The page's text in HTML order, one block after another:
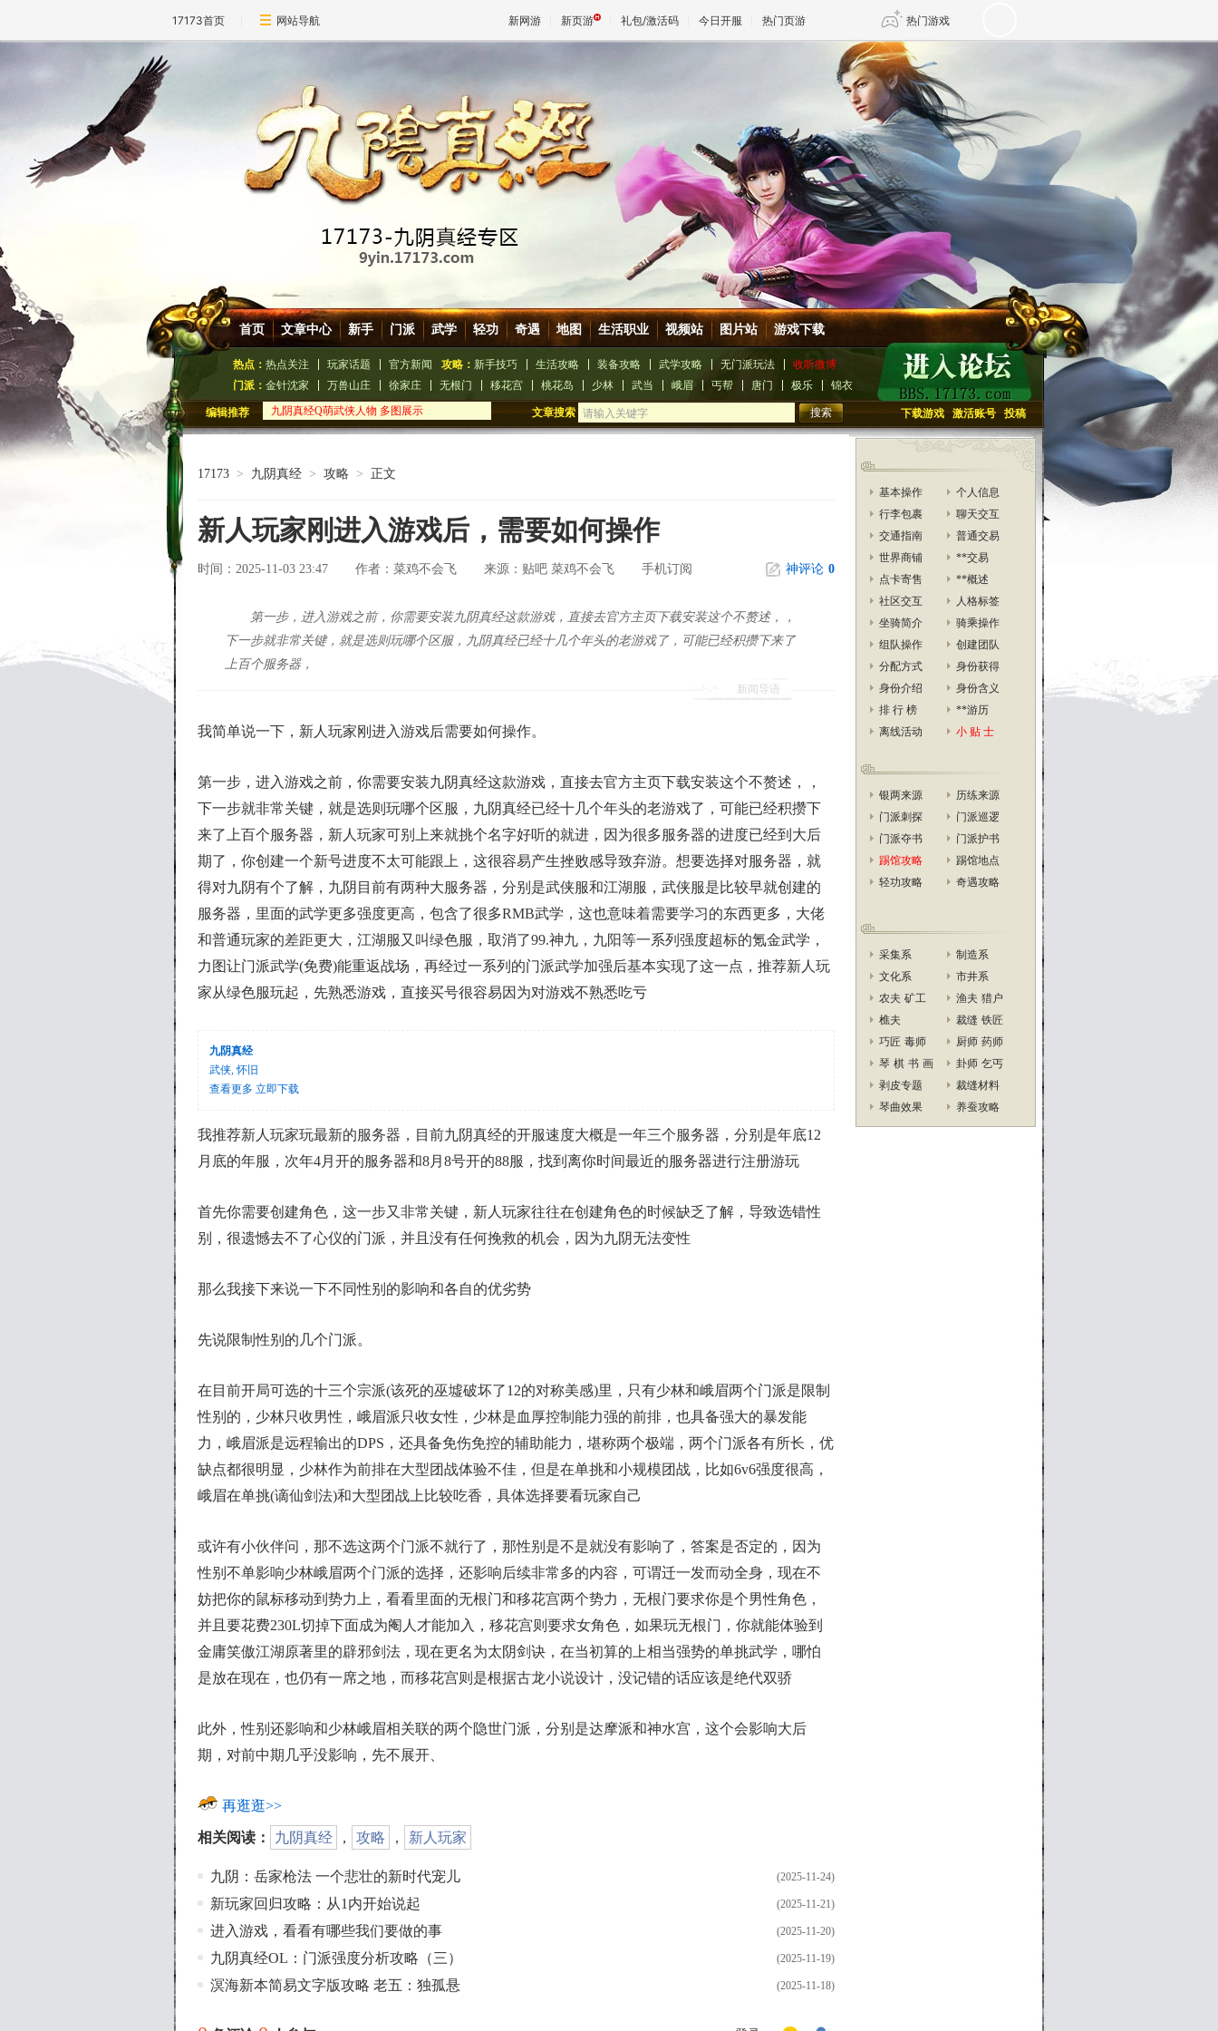
17173首页 网站导航 新网游 新页游 礼包/激活码 今日开服 热门页游 热门游戏
DNF 传奇4
天堂 剑网3旗舰版 新天龙八部
王权与自由 诛仙世界 新仙侠5
首页 文章中心 新手 门派 武学 轻功 奇遇 地图 生活职业 视频站 图片站 游戏下载
热点： 热点关注 玩家话题 官方新闻 攻略： 新手技巧 生活攻略 装备攻略 武学攻略 无门派玩法
收听微博
门派： 金针沈家 万兽山庄 徐家庄 无根门 移花宫 桃花岛 少林 武当 峨眉 丐帮 唐门 极乐 锦衣
编辑推荐
九阴真经Q萌武侠人物 多图展示
北原-神水宫
九阴绝版武学坐骑邀您共襄迅游年终盛典
古墓魅影血剑出鞘 九阴墓影刀歌震撼公测
文章搜索 下载游戏 激活账号 投稿
17173 > 九阴真经 > 攻略 > 正文
新人玩家刚进入游戏后，需要如何操作
时间：2025-11-03 23:47 作者： 菜鸡不会飞 来源： 贴吧 菜鸡不会飞 手机订阅 神评论 0
新闻导语
第一步，进入游戏之前，你需要安装九阴真经这款游戏，直接去官方主页下载安装这个不赘述，，
下一步就非常关键，就是选则玩哪个区服，九阴真经已经十几个年头的老游戏了，可能已经积攒下来了
上百个服务器，
我简单说一下，新人玩家刚进入游戏后需要如何操作。
第一步，进入游戏之前，你需要安装九阴真经这款游戏，直接去官方主页下载安装这个不赘述，，
下一步就非常关键，就是选则玩哪个区服，九阴真经已经十几个年头的老游戏了，可能已经积攒下
来了上百个服务器，新人玩家可别上来就挑个名字好听的就进，因为很多服务器的进度已经到大后
期了，你创建一个新号进度不太可能跟上，这很容易产生挫败感导致弃游。想要选择对服务器，就
得对九阴有个了解，九阴目前有两种大服务器，分别是武侠服和江湖服，武侠服是比较早就创建的
服务器，里面的武学更多强度更高，包含了很多RMB武学，这也意味着需要学习的东西更多，大佬
和普通玩家的差距更大，江湖服又叫绿色服，取消了99.神九，九阳等一系列强度超标的氪金武学，
力图让门派武学(免费)能重返战场，再经过一系列的门派武学加强后基本实现了这一点，推荐新人玩
家从绿色服玩起，先熟悉游戏，直接买号很容易因为对游戏不熟悉吃亏
九阴真经
武侠, 怀旧
查看更多 立即下载
我推荐新人玩家玩最新的服务器，目前九阴真经的开服速度大概是一年三个服务器，分别是年底12
月底的年服，次年4月开的服务器和8月8号开的88服，找到离你时间最近的服务器进行注册游玩
首先你需要创建角色，这一步又非常关键，新人玩家往往在创建角色的时候缺乏了解，导致选错性
别，很遗憾去不了心仪的门派，并且没有任何挽救的机会，因为九阴无法变性
那么我接下来说一下不同性别的影响和各自的优劣势
先说限制性别的几个门派。
在目前开局可选的十三个宗派(该死的巫墟破坏了12的对称美感)里，只有少林和峨眉两个门派是限制
性别的，少林只收男性，峨眉派只收女性，少林是血厚控制能力强的前排，也具备强大的暴发能
力，峨眉派是远程输出的DPS，还具备免伤免控的辅助能力，堪称两个极端，两个门派各有所长，优
缺点都很明显，少林作为前排在大型团战体验不佳，但是在单挑和小规模团战，比如6v6强度很高，
峨眉在单挑(谪仙剑法)和大型团战上比较吃香，具体选择要看玩家自己
或许有小伙伴问，那不选这两个门派不就行了，那性别是不是就没有影响了，答案是否定的，因为
性别不单影响少林峨眉两个门派的选择，还影响后续非常多的内容，可谓迁一发而动全身，现在不
妨把你的鼠标移动到势力上，看看里面的无根门和移花宫两个势力，无根门要求你是个男性角色，
并且要花费230L切掉下面成为阉人才能加入，移花宫则要求女角色，如果玩无根门，你就能体验到
金庸笑傲江湖原著里的辟邪剑法，现在更名为太阴剑诀，在当初算的上相当强势的单挑武学，哪怕
是放在现在，也仍有一席之地，而移花宫则是根据古龙小说设计，没记错的话应该是绝代双骄
此外，性别还影响和少林峨眉相关联的两个隐世门派，分别是达摩派和神水宫，这个会影响大后
期，对前中期几乎没影响，先不展开、
再逛逛>>
相关阅读： 九阴真经 ， 攻略 ， 新人玩家
(2025-11-24)
九阴：岳家枪法 一个悲壮的新时代宠儿
(2025-11-21)
新玩家回归攻略：从1内开始说起
(2025-11-20)
进入游戏，看看有哪些我们要做的事
(2025-11-19)
九阴真经OL：门派强度分析攻略（三）
(2025-11-18)
溟海新本简易文字版攻略 老五：独孤悬
基本操作
个人信息
行李包裹
聊天交互
交通指南
普通交易
世界商铺
**交易
点卡寄售
**概述
社区交互
人格标签
坐骑简介
骑乘操作
组队操作
创建团队
分配方式
身份获得
身份介绍
身份含义
排 行 榜
**游历
离线活动
小 贴 士
银两来源
历练来源
门派刺探
门派巡逻
门派夺书
门派护书
踢馆攻略
踢馆地点
轻功攻略
奇遇攻略
采集系
制造系
文化系
市井系
农夫 矿工 渔夫 猎户
樵夫
裁缝 铁匠
巧匠 毒师 厨师 药师
琴 棋 书 画 卦师 乞丐
剥皮专题
裁缝材料
琴曲效果
养蚕攻略